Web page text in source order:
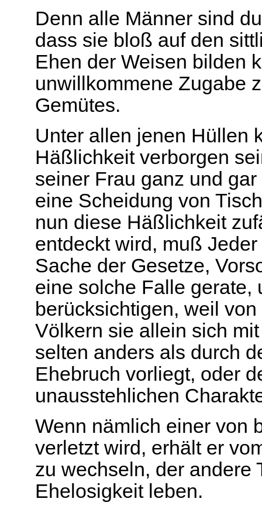
Denn alle Männer sind
dass sie bloß auf den
Ehen der Weisen bilden
unwillkommene Zugabe
Gemütes.
Unter allen jenen Hüllen
Häßlichkeit verborgen
seiner Frau ganz und
eine Scheidung von
nun diese Häßlichkeit
entdeckt wird, muß
Sache der Gesetze,
eine solche Falle gerate,
berücksichtigen, weil
Völkern sie allein sich
selten anders als durch
Ehebruch vorliegt, oder
unausstehlichen
Wenn nämlich einer von
verletzt wird, erhält er
zu wechseln, der andere
Ehelosigkeit leben.